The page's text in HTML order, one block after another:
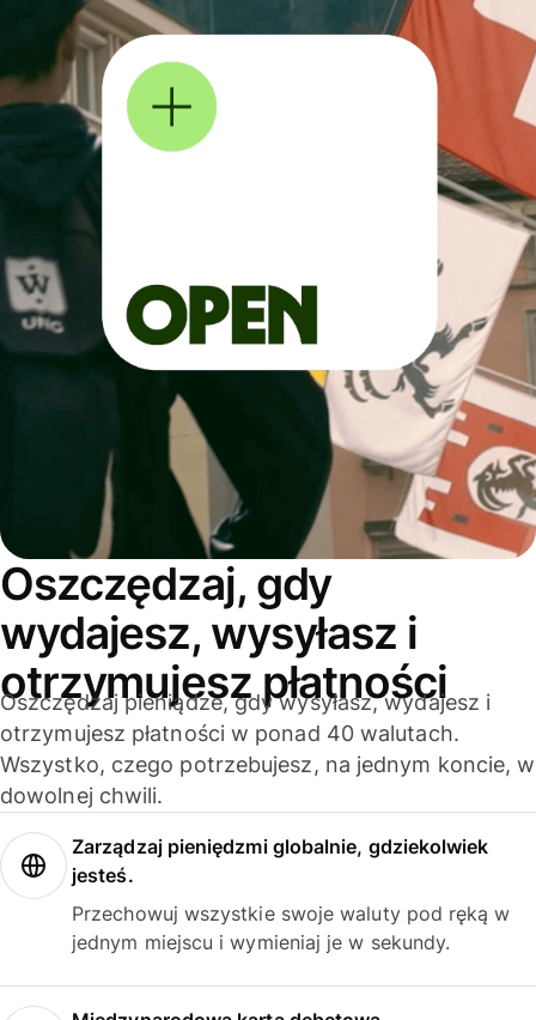
Oszczędzaj, gdy
wydajesz, wysyłasz i
otrzymujesz płatności
Oszczędzaj pieniądze, gdy wysyłasz, wydajesz i
otrzymujesz płatności w ponad 40 walutach.
Wszystko, czego potrzebujesz, na jednym koncie, w
dowolnej chwili.
Zarządzaj pieniędzmi globalnie, gdziekolwiek
jesteś.
Przechowuj wszystkie swoje waluty pod ręką w
jednym miejscu i wymieniaj je w sekundy.